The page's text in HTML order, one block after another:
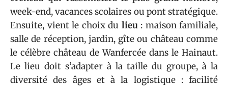
week-end, vacances scolaires ou pont stratégique.
Ensuite, vient le choix du lieu: maison familiale,
salle de réception, jardin, gîte ou château comme
le célèbre château de Wanfercée dans le Hainaut.
Le lieu doit s’adapter à la taille du groupe, à la
diversité des âges et à la logistique : facilité